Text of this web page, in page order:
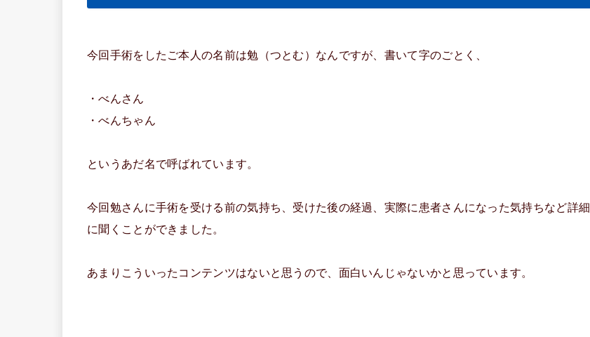
今回手術をしたご本人の名前は勉（つとむ）なんですが、書いて字のごとく、
・べんさん
・べんちゃん
というあだ名で呼ばれています。
今回勉さんに手術を受ける前の気持ち、受けた後の経過、実際に患者さんになった気持ちなど詳細
に聞くことができました。
あまりこういったコンテンツはないと思うので、面白いんじゃないかと思っています。